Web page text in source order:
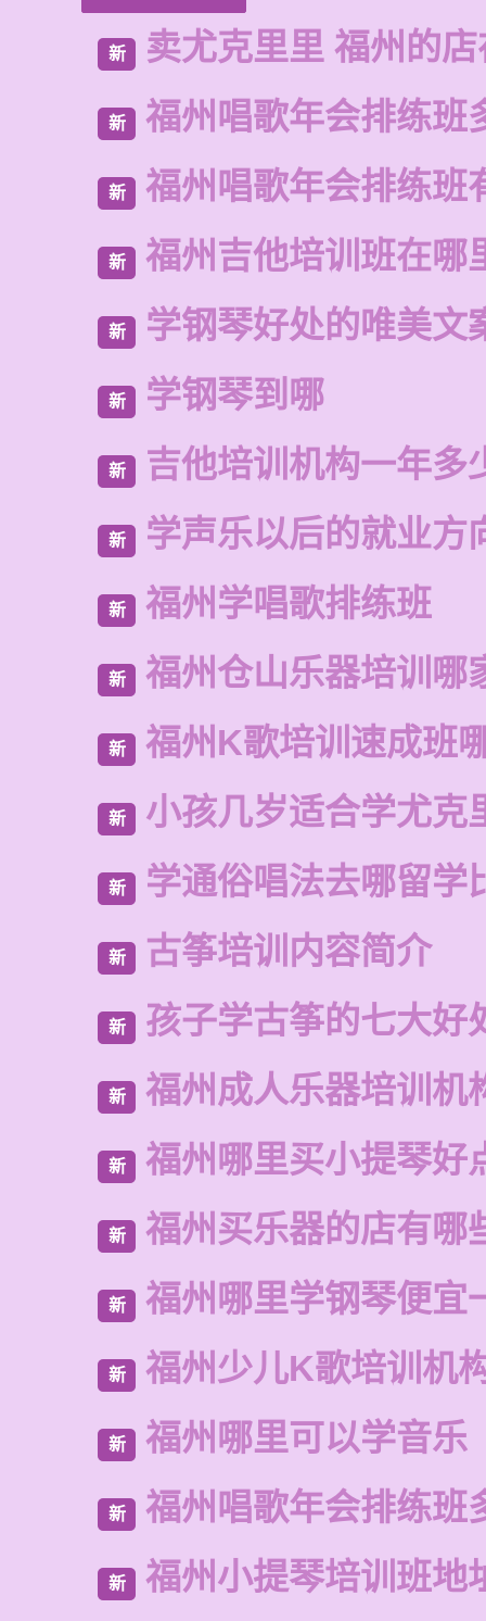
新 卖尤克里里 福州的
新 福州唱歌年会排练班
新 福州唱歌年会排练班
新 福州吉他培训班在哪
新 学钢琴好处的唯美文
新 学钢琴到哪
新 吉他培训机构一年多
新 学声乐以后的就业方
新 福州学唱歌排练班
新 福州仓山乐器培训哪
新 福州K歌培训速成班
新 小孩几岁适合学尤克
新 学通俗唱法去哪留学
新 古筝培训内容简介
新 孩子学古筝的七大好
新 福州成人乐器培训机
新 福州哪里买小提琴好
新 福州买乐器的店有哪
新 福州哪里学钢琴便宜
新 福州少儿K歌培训机
新 福州哪里可以学音乐
新 福州唱歌年会排练班
新 福州小提琴培训班地